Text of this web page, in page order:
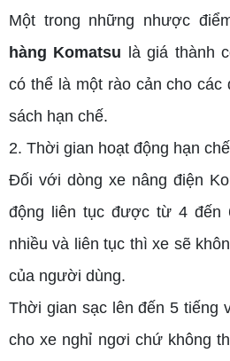
Một trong những nhược
hàng Komatsu là giá thành
có thể là một rào cản cho các
sách hạn chế.
2. Thời gian hoạt động hạn chế
Đối với dòng xe nâng điện
động liên tục được từ 4 đến
nhiều và liên tục thì xe sẽ
của người dùng.
Thời gian sạc lên đến 5 tiếng
cho xe nghỉ ngơi chứ không